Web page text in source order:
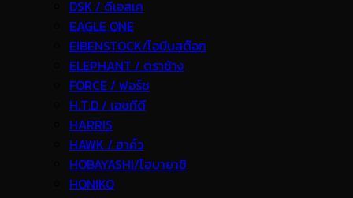
DSK / ดีเอสเค
EAGLE ONE
EIBENSTOCK/ไอบีนสต๊อก
ELEPHANT / ตราช้าง
FORCE / ฟอร์ช
H.T.D / เอชทีดี
HARRIS
HAWK / ฮาค์ว
HOBAYASHI/โฮบายาชิ
HONIKO